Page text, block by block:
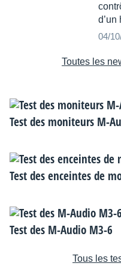
d’un
04/
Toutes les
Test des moniteurs M-
Test des enceintes de
Test des M-Audio M3-6
Tous les